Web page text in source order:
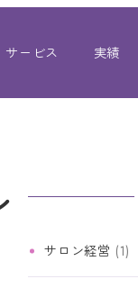
サービス 実績
サロン経営 (1)